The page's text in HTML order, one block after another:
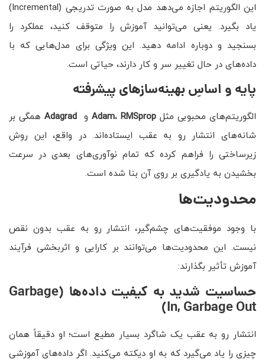
این الگوریتم اجازه می‌دهد مدل به صورت تدریجی (Incremental)
یاد بگیرد. یعنی می‌توانید آموزش را متوقف کنید، عملکرد را
بسنجید و دوباره ادامه دهید. این ویژگی برای مدل‌هایی که با
داده‌های در حال تغییر سر و کار دارند، حیاتی است.
پایه و اساسِ بهینه‌سازهای پیشرفته
الگوریتم‌های محبوبی مثل Adam، RMSprop و Adagrad همگی بر
شانه‌های انتشار رو به عقب ایستاده‌اند. در واقع، این روش
زیرساختی را فراهم کرده که تمام نوآوری‌های بعدی در سرعت
بخشیدن به یادگیری بر روی آن بنا شده است.
محدودیت‌ها
با وجود موفقیت‌های چشم‌گیر، انتشار رو به عقب بدون نقص
نیست. این محدودیت‌ها می‌توانند بر کارایی و اثربخشی فرآیند
آموزش تأثیر بگذارند:
حساسیت شدید به کیفیت داده‌ها (Garbage
In, Garbage Out)
انتشار رو به عقب یک شاگرد بسیار مطیع است؛ او دقیقاً همان
چیزی را یاد می‌گیرد که به او دیکته می‌کنید. اگر داده‌های آموزشی